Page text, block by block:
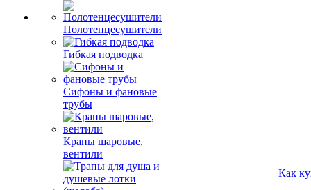
Полотенцесушители
Гибкая подводка
Сифоны и фановые
трубы
Краны шаровые,
вентили
Как